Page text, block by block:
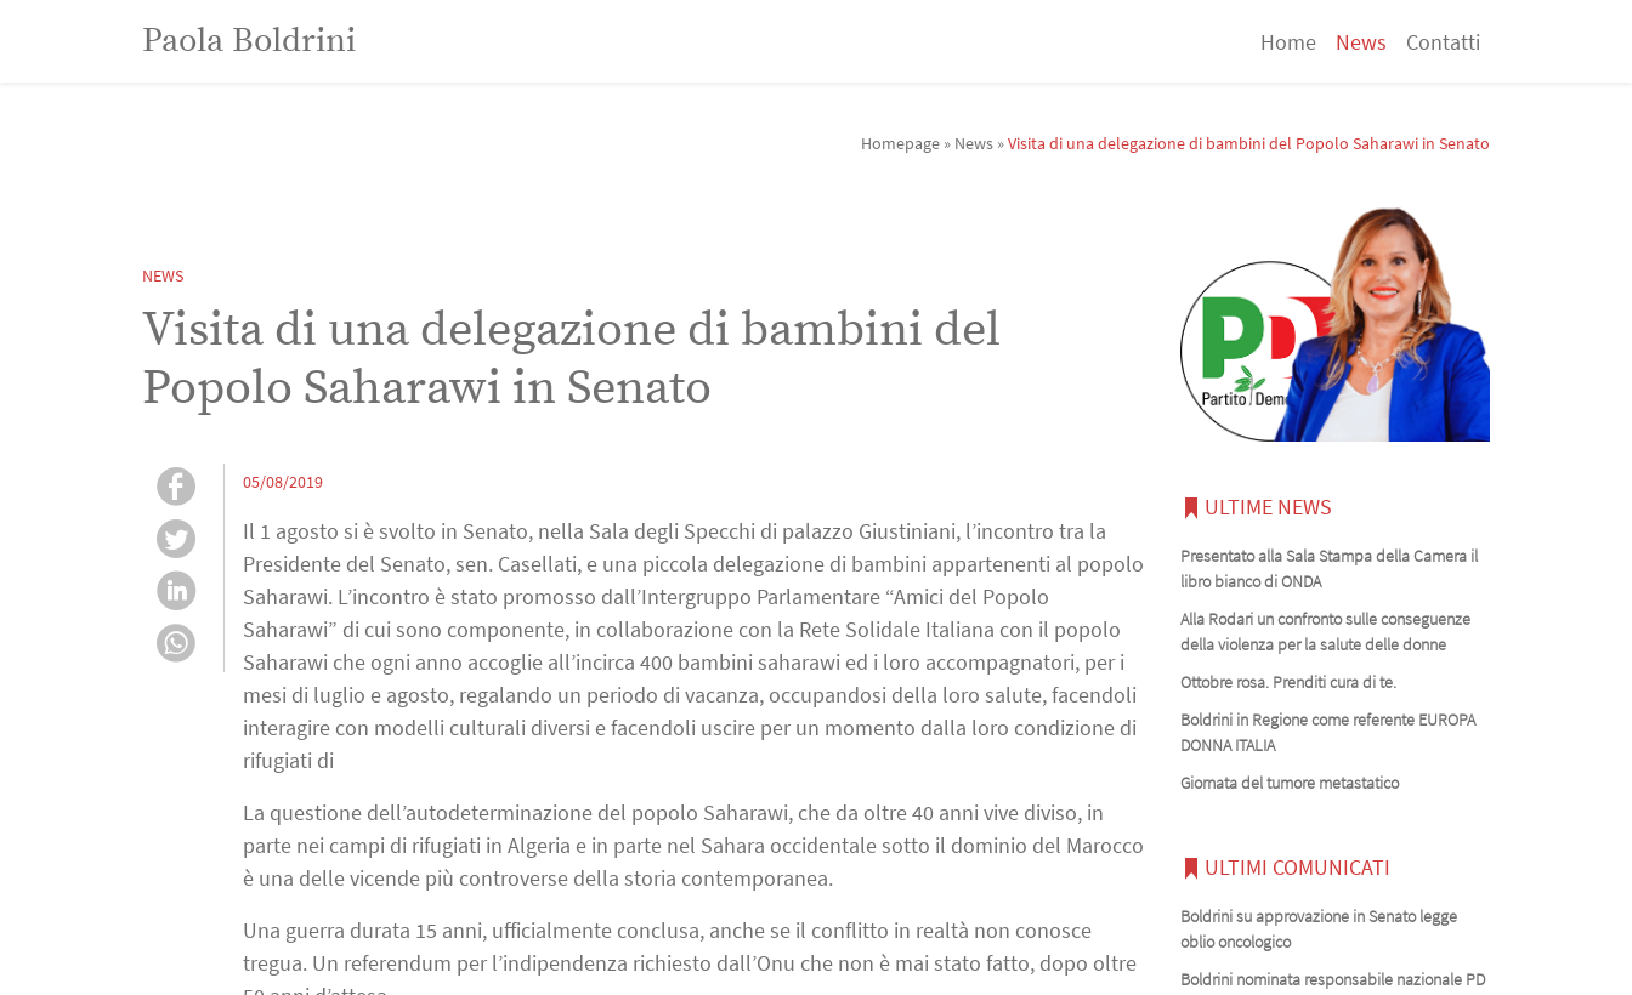
Paola BoldriniPaola Boldrini Home News Contatti
Homepage » News »Visita di una delegazione di bambini del Popolo Saharawi in Senato
NEWS
Visita di una delegazione di bambini del
Popolo Saharawi in Senato
05/08/2019
Il 1 agosto si è svolto in Senato, nella Sala degli Specchi di palazzo Giustiniani, l’incontro tra la
Presidente del Senato, sen. Casellati, e una piccola delegazione di bambini appartenenti al popolo
Saharawi. L’incontro è stato promosso dall’Intergruppo Parlamentare “Amici del Popolo
Saharawi” di cui sono componente, in collaborazione con la Rete Solidale Italiana con il popolo
Saharawi che ogni anno accoglie all’incirca 400 bambini saharawi ed i loro accompagnatori, per i
mesi di luglio e agosto, regalando un periodo di vacanza, occupandosi della loro salute, facendoli
interagire con modelli culturali diversi e facendoli uscire per un momento dalla loro condizione di
rifugiati di
La questione dell’autodeterminazione del popolo Saharawi, che da oltre 40 anni vive diviso, in
parte nei campi di rifugiati in Algeria e in parte nel Sahara occidentale sotto il dominio del Marocco
è una delle vicende più controverse della storia contemporanea.
Una guerra durata 15 anni, ufficialmente conclusa, anche se il conflitto in realtà non conosce
tregua. Un referendum per l’indipendenza richiesto dall’Onu che non è mai stato fatto, dopo oltre
ULTIME NEWS
Presentato alla Sala Stampa della Camera il
libro bianco di ONDA
Alla Rodari un confronto sulle conseguenze
della violenza per la salute delle donne
Ottobre rosa. Prenditi cura di te.
Boldrini in Regione come referente EUROPA
DONNA ITALIA
Giornata del tumore metastatico
ULTIMI COMUNICATI
Boldrini su approvazione in Senato legge
oblio oncologico
Boldrini nominata responsabile nazionale PD